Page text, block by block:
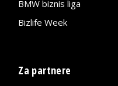
BMW biznis liga
Bizlife Week
Za partnere